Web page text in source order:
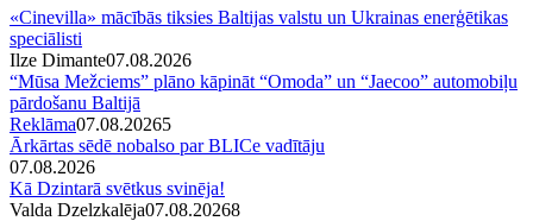
«Cinevilla» mācībās tiksies Baltijas valstu un Ukrainas enerģētikas
speciālisti
Ilze Dimante07.08.2026
“Mūsa Mežciems” plāno kāpināt “Omoda” un “Jaecoo” automobiļu
pārdošanu Baltijā
Reklāma07.08.20265
Ārkārtas sēdē nobalso par BLICe vadītāju
07.08.2026
Kā Dzintarā svētkus svinēja!
Valda Dzelzkalēja07.08.20268